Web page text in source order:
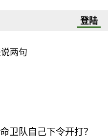
登陆
两句
卫队自己下令开打？